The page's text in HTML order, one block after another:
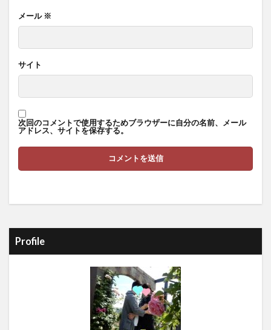
メール ※
サイト
次回のコメントで使用するためブラウザーに自分の名前、メール
アドレス、サイトを保存する。
Profile